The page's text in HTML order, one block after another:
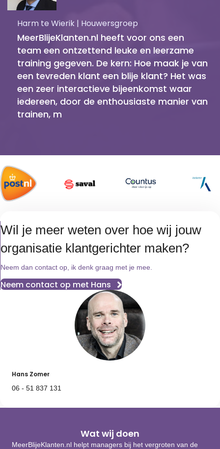
Harm te Wierik | Houwersgroep
MeerBlijeKlanten.nl heeft voor ons een
team een ontzettend leuke en leerzame
training gegeven. De kern: Hoe maak je van
een tevreden klant een blije klant? Het was
een zeer interactieve bijeenkomst waar
iedereen, door de enthousiaste manier van
trainen, m
Hans Zomer
06 - 51 837 131
Wil je meer weten over hoe wij jouw
organisatie klantgerichter maken?
Neem dan contact op, ik denk graag met je mee.
Neem contact op met Hans
Wat wij doen
MeerBlijeKlanten.nl helpt managers bij het vergroten van de